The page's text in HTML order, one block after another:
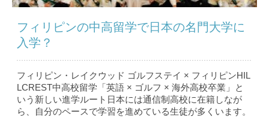
フィリピンの中高留学で日本の名門大学に
入学？
フィリピン・レイクウッド ゴルフステイ × フィリピンHIL
LCREST中高校留学「英語 × ゴルフ × 海外高校卒業」と
いう新しい進学ルート日本には通信制高校に在籍しなが
ら、自分のペースで学習を進めている生徒が多くいます。